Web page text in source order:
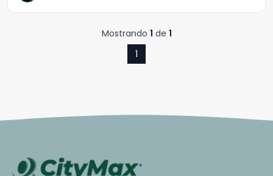
Mostrando 1 de 1
1